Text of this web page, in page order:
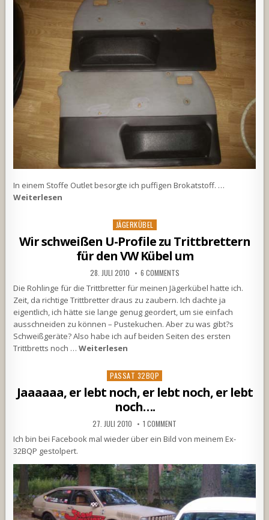
In einem Stoffe Outlet besorgte ich puffigen Brokatstoff. …
Weiterlesen
Posted
in
JÄGERKÜBEL
Wir schweißen U-Profile zu Trittbrettern
für den VW Kübel um
28. JULI 2010 6 COMMENTS
Die Rohlinge für die Trittbretter für meinen Jägerkübel hatte ich.
Zeit, da richtige Trittbretter draus zu zaubern. Ich dachte ja
eigentlich, ich hätte sie lange genug geordert, um sie einfach
ausschneiden zu können – Pustekuchen. Aber zu was gibt?s
Schweißgeräte? Also habe ich auf beiden Seiten des ersten
Trittbretts noch …Weiterlesen
Posted
PASSAT 32BQP
Jaaaaaa, er lebt noch, er lebt noch, er lebt
noch….
27. JULI 2010 1 COMMENT
Ich bin bei Facebook mal wieder über ein Bild von meinem Ex-
32BQP gestolpert.